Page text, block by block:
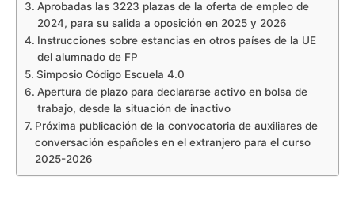
Aprobadas las 3223 plazas de la oferta de empleo de
2024, para su salida a oposición en 2025 y 2026
Instrucciones sobre estancias en otros países de la UE
del alumnado de FP
Simposio Código Escuela 4.0
Apertura de plazo para declararse activo en bolsa de
trabajo, desde la situación de inactivo
Próxima publicación de la convocatoria de auxiliares de
conversación españoles en el extranjero para el curso
2025-2026